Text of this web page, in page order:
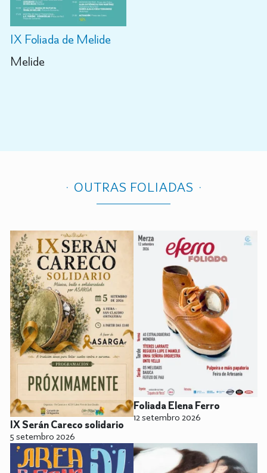
IX Foliada de Melide
Melide
OUTRAS FOLIADAS
IX Serán Careco solidario
5 setembro 2026
Foliada Elena Ferro
12 setembro 2026